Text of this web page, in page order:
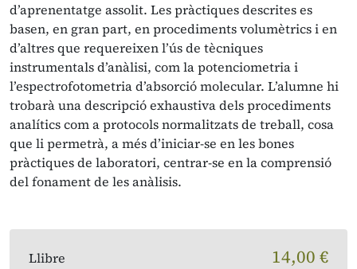
d’aprenentatge assolit. Les pràctiques descrites es
basen, en gran part, en procediments volumètrics i en
d’altres que requereixen l’ús de tècniques
instrumentals d’anàlisi, com la potenciometria i
l’espectrofotometria d’absorció molecular. L’alumne hi
trobarà una descripció exhaustiva dels procediments
analítics com a protocols normalitzats de treball, cosa
que li permetrà, a més d’iniciar-se en les bones
pràctiques de laboratori, centrar-se en la comprensió
del fonament de les anàlisis.
Llibre 14,00 €